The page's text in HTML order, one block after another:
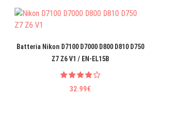
Batteria Nikon D7100 D7000 D800 D810 D750
Z7 Z6 V1 / EN-EL15B
32.99€